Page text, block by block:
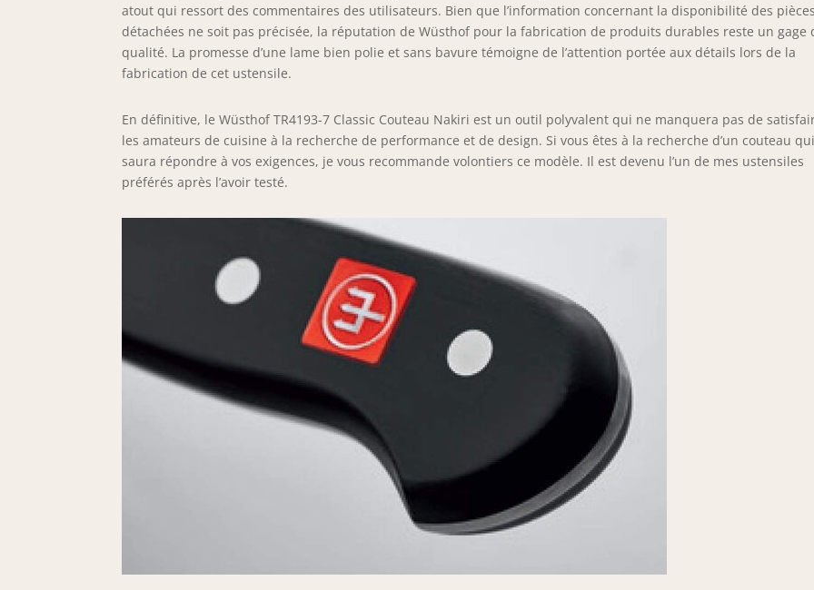
atout qui ressort des commentaires des utilisateurs. Bien que l’information concernant la disponibilité des pièces
détachées ne soit pas précisée, la réputation de Wüsthof pour la fabrication de produits durables reste un gage
qualité. La promesse d’une lame bien polie et sans bavure témoigne de l’attention portée aux détails lors de la
fabrication de cet ustensile.
En définitive, le Wüsthof TR4193-7 Classic Couteau Nakiri est un outil polyvalent qui ne manquera pas de
les amateurs de cuisine à la recherche de performance et de design. Si vous êtes à la recherche d’un couteau qui
saura répondre à vos exigences, je vous recommande volontiers ce modèle. Il est devenu l’un de mes ustensiles
préférés après l’avoir testé.